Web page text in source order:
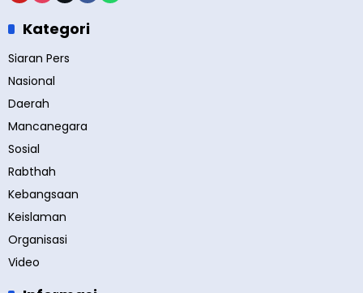
Kategori
Siaran Pers
Nasional
Daerah
Mancanegara
Sosial
Rabthah
Kebangsaan
Keislaman
Organisasi
Video